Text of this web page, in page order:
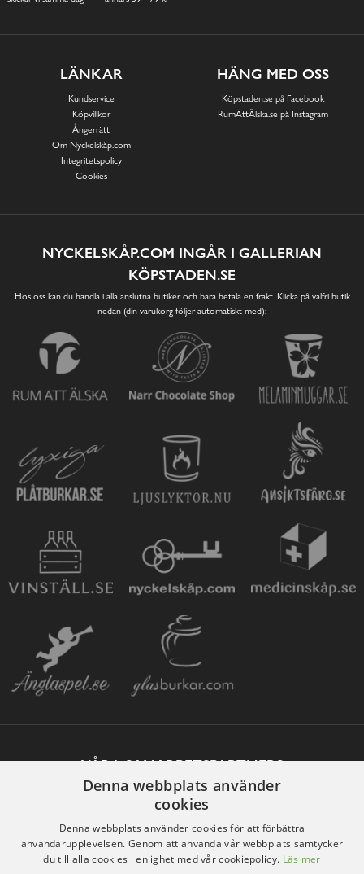
LÄNKAR
Kundservice
Köpvillkor
Ångerrätt
Om Nyckelskåp.com
Integritetspolicy
Cookies
HÄNG MED OSS
Köpstaden.se på Facebook
RumAttÄlska.se på Instagram
NYCKELSKÅP.COM INGÅR I GALLERIAN
KÖPSTADEN.SE
Hos oss kan du handla i alla anslutna butiker och bara betala en frakt. Klicka på valfri butik
nedan (din varukorg följer automatiskt med):
VÅRA SAMARBETSPARTNERS
Denna webbplats använder
cookies
Denna webbplats använder cookies för att förbättra
användarupplevelsen. Genom att använda vår webbplats samtycker
du till alla cookies i enlighet med vår cookiepolicy. Läs mer